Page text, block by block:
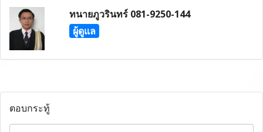
ทนายภูวรินทร์ 081-9250-144
ผู้ดูแล
ตอบกระทู้